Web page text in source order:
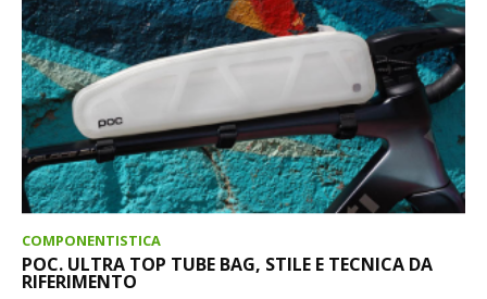
COMPONENTISTICA
POC. ULTRA TOP TUBE BAG, STILE E TECNICA DA
RIFERIMENTO